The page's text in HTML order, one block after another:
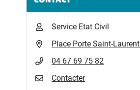
Service Etat Civil
Place Porte Saint-Laurent
04 67 69 75 82
Contacter